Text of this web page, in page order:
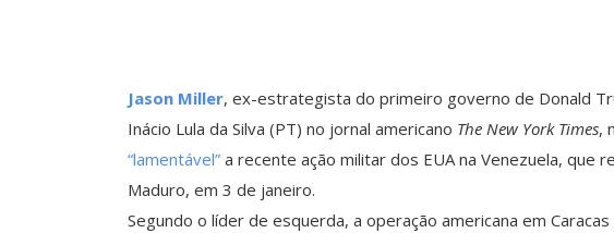
Jason Miller, ex-estrategista do primeiro governo de Donald
Inácio Lula da Silva (PT) no jornal americano The New York Times,
“lamentável” a recente ação militar dos EUA na Venezuela, que
Maduro, em 3 de janeiro.
Segundo o líder de esquerda, a operação americana em